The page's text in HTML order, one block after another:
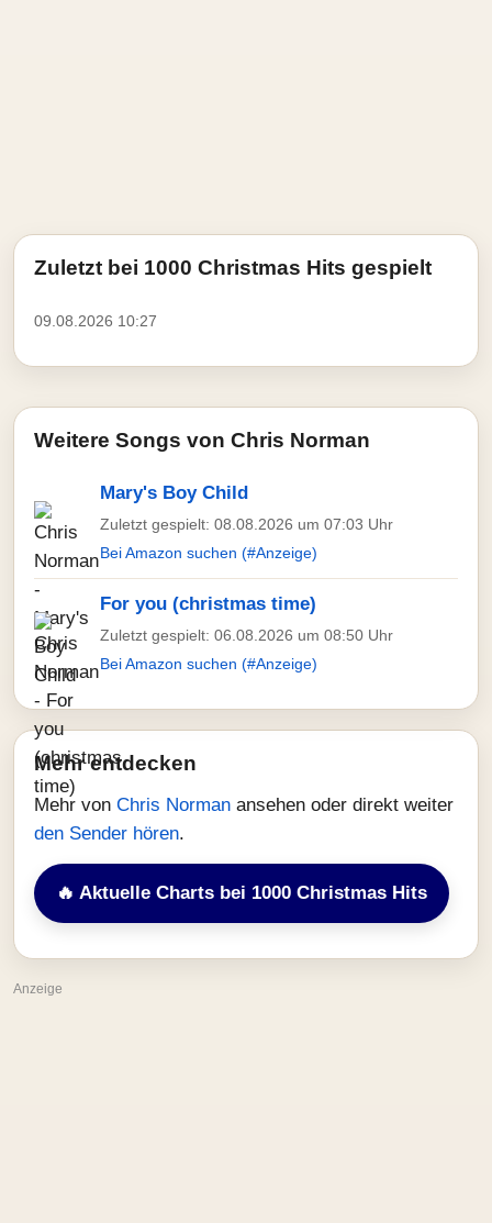
Zuletzt bei 1000 Christmas Hits gespielt
09.08.2026 10:27
Weitere Songs von Chris Norman
Mary's Boy Child
Zuletzt gespielt: 08.08.2026 um 07:03 Uhr
Bei Amazon suchen (#Anzeige)
For you (christmas time)
Zuletzt gespielt: 06.08.2026 um 08:50 Uhr
Bei Amazon suchen (#Anzeige)
Mehr entdecken
Mehr von Chris Norman ansehen oder direkt weiter
den Sender hören.
🔥 Aktuelle Charts bei 1000 Christmas Hits
Anzeige